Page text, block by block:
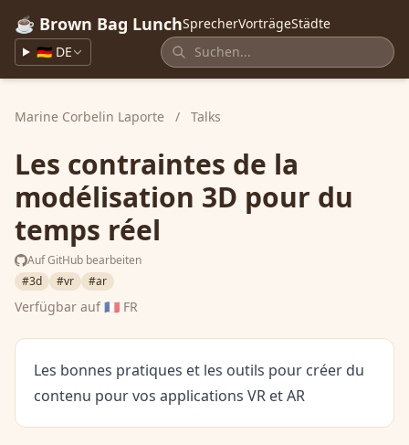
☕ Brown Bag LunchSprecherVorträgeStädte
🇩🇪 DE
Marine Corbelin Laporte / Talks
Les contraintes de la
modélisation 3D pour du
temps réel
Auf GitHub bearbeiten
#3d
#vr #ar
Verfügbar auf🇫🇷 FR
Les bonnes pratiques et les outils pour créer du
contenu pour vos applications VR et AR